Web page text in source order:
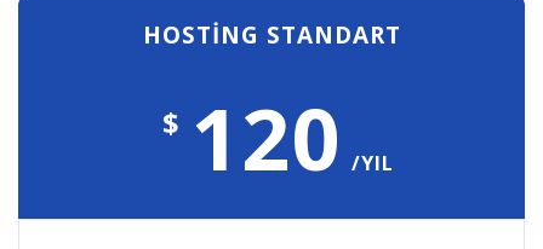
HOSTİNG STANDART
$
120/YIL